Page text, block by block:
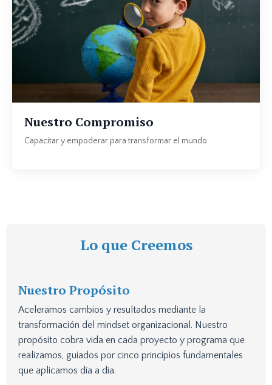
Nuestro Compromiso
Capacitar y empoderar para transformar el mundo
Lo que Creemos
Nuestro Propósito
Aceleramos cambios y resultados mediante la
transformación del mindset organizacional. Nuestro
propósito cobra vida en cada proyecto y programa que
realizamos, guiados por cinco principios fundamentales
que aplicamos día a día.